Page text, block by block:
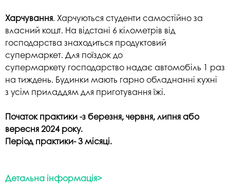
Харчування. Харчуються студенти самостійно за
власний кошт. На відстані 6 кілометрів від
господарства знаходиться продуктовий
супермаркет. Для поїздок до
супермаркету господарство надає автомобіль 1 раз
на тиждень. Будинки мають гарно обладнанні кухні
з усім приладдям для приготування їжі.
Початок практики -з березня, червня, липня або
вересня 2024 року.
Період практики- 3 місяці.
Детальна інформація>